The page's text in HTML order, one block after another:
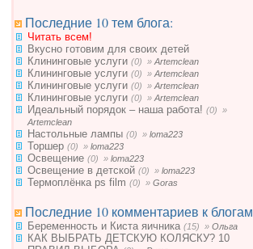
Последние 10 тем блога:
Читать всем!
Вкусно готовим для своих детей
Клининговые услуги (0) » Artemclean
Клининговые услуги (0) » Artemclean
Клининговые услуги (0) » Artemclean
Клининговые услуги (0) » Artemclean
Идеальный порядок – наша работа! (0) »
Artemclean
Настольные лампы (0) » loma223
Торшер (0) » loma223
Освещение (0) » loma223
Освещение в детской (0) » loma223
Термоплёнка ps film (0) » Goras
Последние 10 комментариев к
Беременность и Киста яичника (15) » Ольга
КАК ВЫБРАТЬ ДЕТСКУЮ КОЛЯСКУ? 10